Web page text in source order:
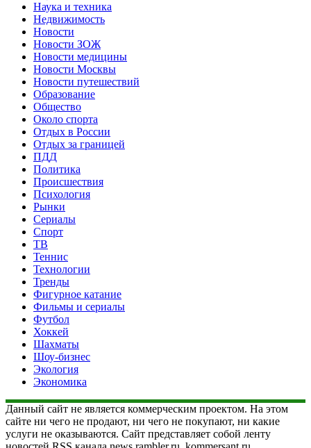
Наука и техника
Недвижимость
Новости
Новости ЗОЖ
Новости медицины
Новости Москвы
Новости путешествий
Образование
Общество
Около спорта
Отдых в России
Отдых за границей
ПДД
Политика
Происшествия
Психология
Рынки
Сериалы
Спорт
ТВ
Теннис
Технологии
Тренды
Фигурное катание
Фильмы и сериалы
Футбол
Хоккей
Шахматы
Шоу-бизнес
Экология
Экономика
Данный сайт не является коммерческим проектом. На этом
сайте ни чего не продают, ни чего не покупают, ни какие
услуги не оказываются. Сайт представляет собой ленту